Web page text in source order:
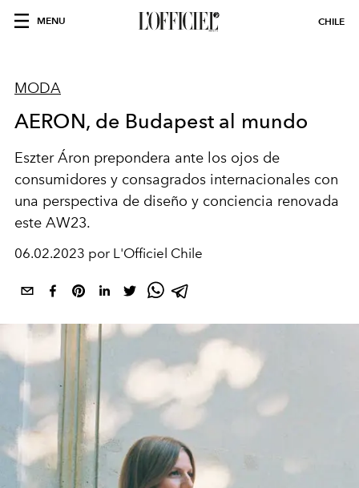
MENU CHILE
MODA
AERON, de Budapest al mundo
Eszter Áron prepondera ante los ojos de
consumidores y consagrados internacionales con
una perspectiva de diseño y conciencia renovada
este AW23.
06.02.2023 por L'Officiel Chile